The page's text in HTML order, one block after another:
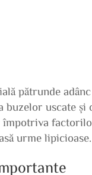
pătrunde adânc
buzelor uscate și
urme lipicioase.